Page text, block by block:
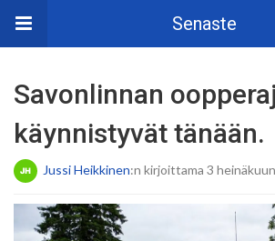
Senaste
Savonlinnan
käynnistyvät tänään.
Jussi Heikkinen:n kirjoittama 3